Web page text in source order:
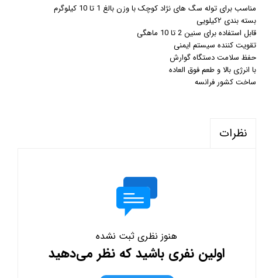
مناسب برای توله سگ های نژاد کوچک با وزن بالغ 1 تا 10 کیلوگرم
بسته بندی ۲کیلویی
قابل استفاده برای سنین 2 تا 10 ماهگی
تقویت کننده سیستم ایمنی
حفظ سلامت دستگاه گوارش
با انرژی بالا و طعم فوق العاده
ساخت کشور فرانسه
نظرات
هنوز نظری ثبت نشده
اولین نفری باشید که نظر می‌دهید